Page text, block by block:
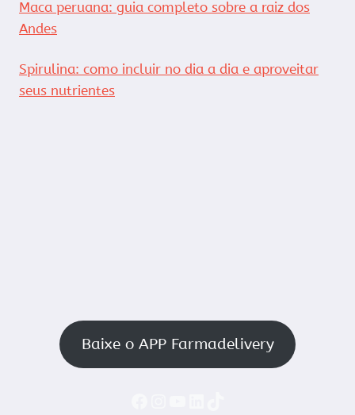
Maca peruana: guia completo sobre a raiz dos
Andes
Spirulina: como incluir no dia a dia e aproveitar
seus nutrientes
Baixe o APP Farmadelivery